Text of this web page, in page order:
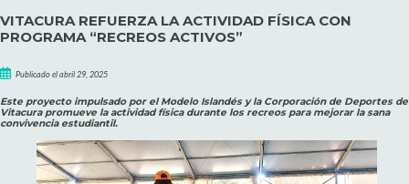
VITACURA REFUERZA LA ACTIVIDAD FÍSICA CON
PROGRAMA “RECREOS ACTIVOS”
Publicado el abril 29, 2025
Este proyecto impulsado por el Modelo Islandés y la Corporación de Deportes de
Vitacura promueve la actividad física durante los recreos para mejorar la sana
convivencia estudiantil.